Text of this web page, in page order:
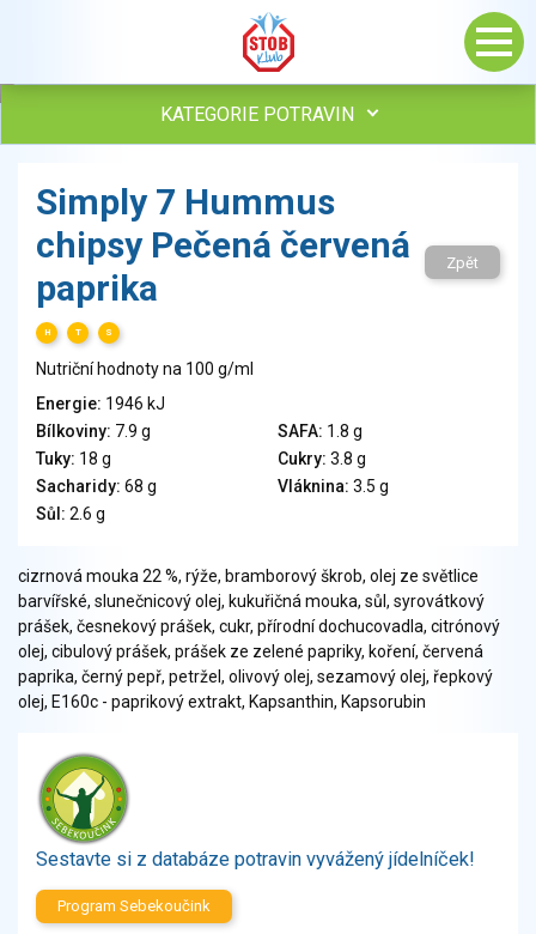
KATEGORIE POTRAVIN
Vejce
Mléko
Mléčné výrobky
Sýry
Veganské a vegetariánské výrobky
Tuky
Obiloviny, mouka, cereální výrobky
Chléb, pečivo, křehké chleby, pufované výrobky
Přílohy
Ovoce
Ořechy, semena
Brambory, luštěniny, houby
Sladkosti, slané výrobky
Zmrzliny
Ochucovadla, přísady, sladidla
Sušené směsi
Proteinové výrobky, doplňky stravy
Nápoje nealkoholické
Nápoje alkoholické
Restaurace, jídelny, hotová jídla
Fastfood
Studená kuchyně, lahůdkářské výrobky
Simply 7 Hummus
chipsy Pečená červená
paprika
H T S
Zpět
Nutriční hodnoty na 100 g/ml
Energie: 1946 kJ
Bílkoviny: 7.9 g SAFA: 1.8 g
Tuky: 18 g Cukry: 3.8 g
Sacharidy: 68 g Vláknina: 3.5 g
Sůl: 2.6 g
cizrnová mouka 22 %, rýže, bramborový škrob, olej ze světlice
barvířské, slunečnicový olej, kukuřičná mouka, sůl, syrovátkový
prášek, česnekový prášek, cukr, přírodní dochucovadla, citrónový
olej, cibulový prášek, prášek ze zelené papriky, koření, červená
paprika, černý pepř, petržel, olivový olej, sezamový olej, řepkový
olej, E160c - paprikový extrakt, Kapsanthin, Kapsorubin
Sestavte si z databáze potravin vyvážený jídelníček!
Program Sebekoučink